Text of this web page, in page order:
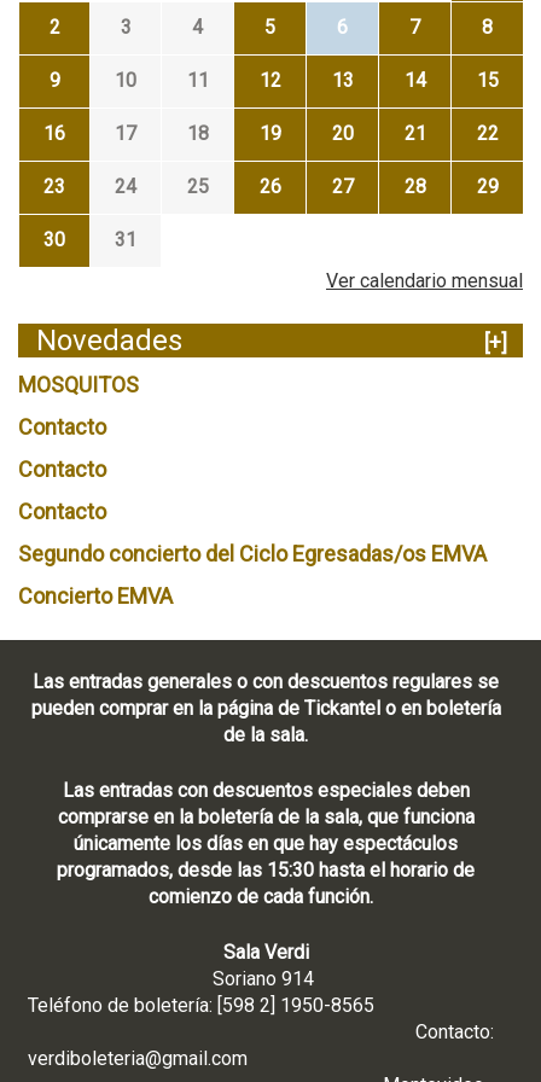
2 3 4 5 6 7 8
9 10 11 12 13 14 15
16 17 18 19 20 21 22
23 24 25 26 27 28 29
30
31
Ver calendario mensual
Novedades
[+]
MOSQUITOS
Contacto
Contacto
Contacto
Segundo concierto del Ciclo Egresadas/os EMVA
Concierto EMVA
Las entradas generales o con descuentos regulares se
pueden comprar en la página de Tickantel o en boletería
de la sala.
Las entradas con descuentos especiales deben
comprarse en la boletería de la sala, que funciona
únicamente los días en que hay espectáculos
programados, desde las 15:30 hasta el horario de
comienzo de cada función.
Sala Verdi
Soriano 914
Teléfono de boletería: [598 2] 1950-8565
Contacto:
verdiboleteria@gmail.com